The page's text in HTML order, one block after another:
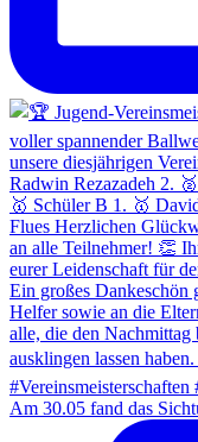
Am 30.05 fand das